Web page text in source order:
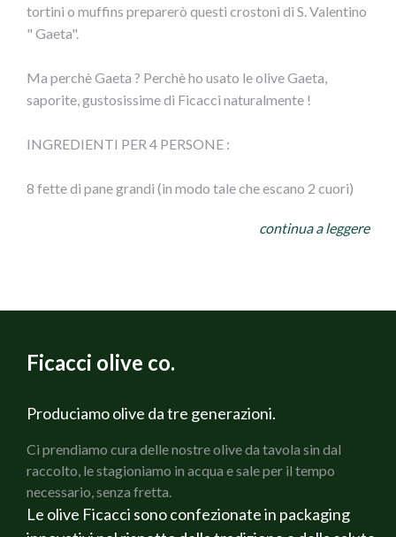
tortini o muffins preparerò questi crostoni di S. Valentino
" Gaeta".
Ma perchè Gaeta ? Perchè ho usato le olive Gaeta,
saporite, gustosissime di Ficacci naturalmente !
INGREDIENTI PER 4 PERSONE :
8 fette di pane grandi (in modo tale che escano 2 cuori)
1 confezione da 170 gr di olive nere di Gaeta Ficacci
4 pomodori secchi sott’olio conditi
prezzemolo q.b.
origano
sale
continua a leggere
Ficacci olive co.
Produciamo olive da tre generazioni.
Ci prendiamo cura delle nostre olive da tavola sin dal
raccolto, le stagioniamo in acqua e sale per il tempo
necessario, senza fretta.
Le olive Ficacci sono confezionate in packaging